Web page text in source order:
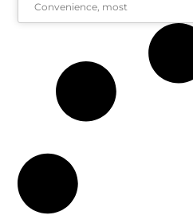
Convenience, most